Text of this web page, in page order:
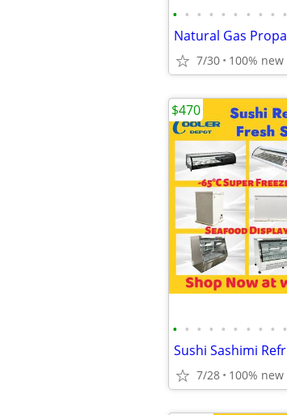
• • • • • • • • • •
7/30 100% new
• • • • • • • • • •
7/28 100% new
$470